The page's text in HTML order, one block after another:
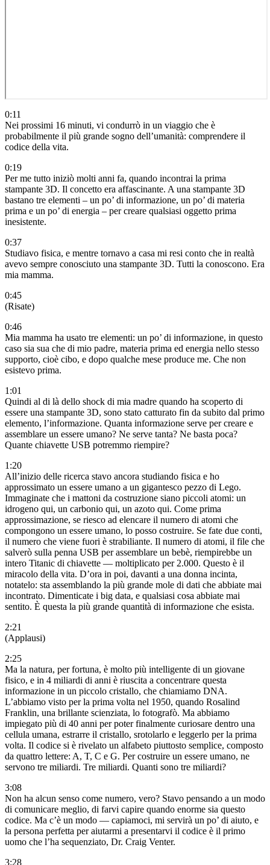
0:11
Nei prossimi 16 minuti, vi condurrò in un viaggio che è
probabilmente il più grande sogno dell’umanità: comprendere il
codice della vita.
0:19
Per me tutto iniziò molti anni fa, quando incontrai la prima
stampante 3D. Il concetto era affascinante. A una stampante 3D
bastano tre elementi – un po’ di informazione, un po’ di materia
prima e un po’ di energia – per creare qualsiasi oggetto prima
inesistente.
0:37
Studiavo fisica, e mentre tornavo a casa mi resi conto che in realtà
avevo sempre conosciuto una stampante 3D. Tutti la conoscono. Era
mia mamma.
0:45
(Risate)
0:46
Mia mamma ha usato tre elementi: un po’ di informazione, in questo
caso sia sua che di mio padre, materia prima ed energia nello stesso
supporto, cioè cibo, e dopo qualche mese produce me. Che non
esistevo prima.
1:01
Quindi al di là dello shock di mia madre quando ha scoperto di
essere una stampante 3D, sono stato catturato fin da subito dal primo
elemento, l’informazione. Quanta informazione serve per creare e
assemblare un essere umano? Ne serve tanta? Ne basta poca?
Quante chiavette USB potremmo riempire?
1:20
All’inizio delle ricerca stavo ancora studiando fisica e ho
approssimato un essere umano a un gigantesco pezzo di Lego.
Immaginate che i mattoni da costruzione siano piccoli atomi: un
idrogeno qui, un carbonio qui, un azoto qui. Come prima
approssimazione, se riesco ad elencare il numero di atomi che
compongono un essere umano, lo posso costruire. Se fate due conti,
il numero che viene fuori è strabiliante. Il numero di atomi, il file che
salverò sulla penna USB per assemblare un bebè, riempirebbe un
intero Titanic di chiavette — moltiplicato per 2.000. Questo è il
miracolo della vita. D’ora in poi, davanti a una donna incinta,
notatelo: sta assemblando la più grande mole di dati che abbiate mai
incontrato. Dimenticate i big data, e qualsiasi cosa abbiate mai
sentito. È questa la più grande quantità di informazione che esista.
2:21
(Applausi)
2:25
Ma la natura, per fortuna, è molto più intelligente di un giovane
fisico, e in 4 miliardi di anni è riuscita a concentrare questa
informazione in un piccolo cristallo, che chiamiamo DNA.
L’abbiamo visto per la prima volta nel 1950, quando Rosalind
Franklin, una brillante scienziata, lo fotografò. Ma abbiamo
impiegato più di 40 anni per poter finalmente curiosare dentro una
cellula umana, estrarre il cristallo, srotolarlo e leggerlo per la prima
volta. Il codice si è rivelato un alfabeto piuttosto semplice, composto
da quattro lettere: A, T, C e G. Per costruire un essere umano, ne
servono tre miliardi. Tre miliardi. Quanti sono tre miliardi?
3:08
Non ha alcun senso come numero, vero? Stavo pensando a un modo
di comunicare meglio, di farvi capire quando enorme sia questo
codice. Ma c’è un modo — capiamoci, mi servirà un po’ di aiuto, e
la persona perfetta per aiutarmi a presentarvi il codice è il primo
uomo che l’ha sequenziato, Dr. Craig Venter.
3:28